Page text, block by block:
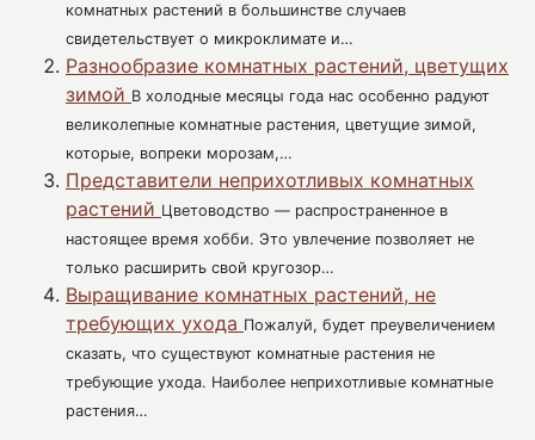
комнатных растений в большинстве случаев
свидетельствует о микроклимате и…
Разнообразие комнатных растений, цветущих
зимой В холодные месяцы года нас особенно радуют
великолепные комнатные растения, цветущие зимой,
которые, вопреки морозам,…
Представители неприхотливых комнатных
растений Цветоводство — распространенное в
настоящее время хобби. Это увлечение позволяет не
только расширить свой кругозор…
Выращивание комнатных растений, не
требующих ухода Пожалуй, будет преувеличением
сказать, что существуют комнатные растения не
требующие ухода. Наиболее неприхотливые комнатные
растения…